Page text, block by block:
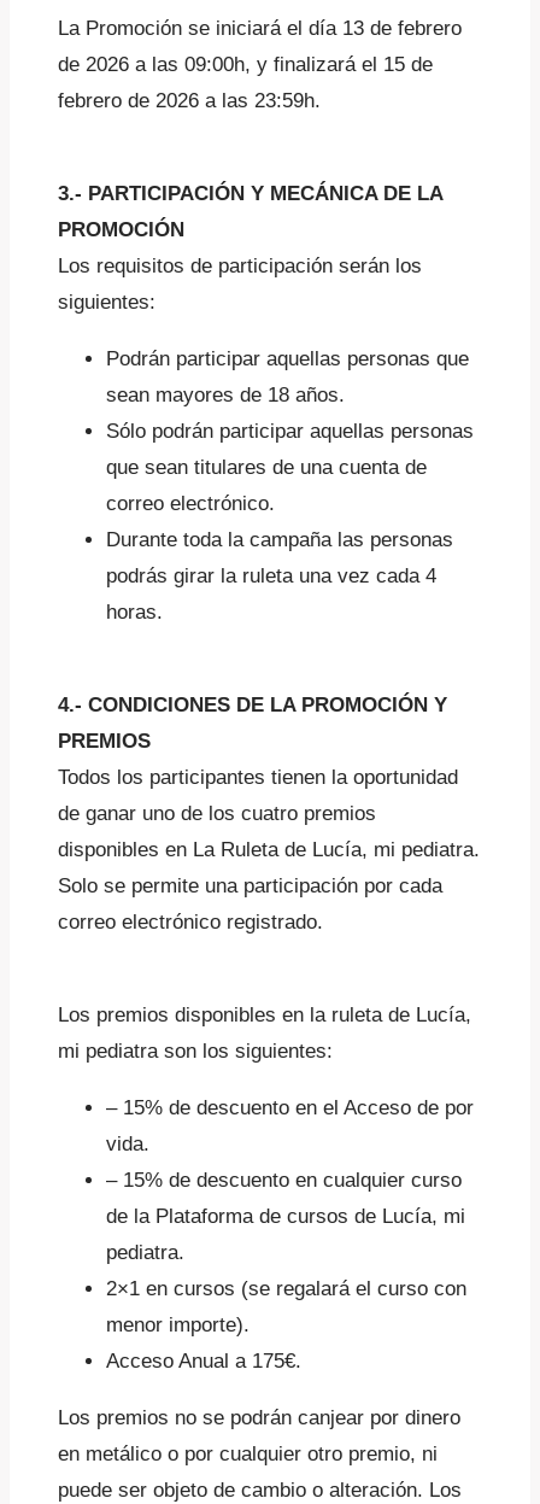
La Promoción se iniciará el día 13 de febrero
de 2026 a las 09:00h, y finalizará el 15 de
febrero de 2026 a las 23:59h.
3.- PARTICIPACIÓN Y MECÁNICA DE LA
PROMOCIÓN
Los requisitos de participación serán los
siguientes:
Podrán participar aquellas personas que
sean mayores de 18 años.
Sólo podrán participar aquellas personas
que sean titulares de una cuenta de
correo electrónico.
Durante toda la campaña las personas
podrás girar la ruleta una vez cada 4
horas.
4.- CONDICIONES DE LA PROMOCIÓN Y
PREMIOS
Todos los participantes tienen la oportunidad
de ganar uno de los cuatro premios
disponibles en La Ruleta de Lucía, mi pediatra.
Solo se permite una participación por cada
correo electrónico registrado.
Los premios disponibles en la ruleta de Lucía,
mi pediatra son los siguientes:
– 15% de descuento en el Acceso de por
vida.
– 15% de descuento en cualquier curso
de la Plataforma de cursos de Lucía, mi
pediatra.
2×1 en cursos (se regalará el curso con
menor importe).
Acceso Anual a 175€.
Los premios no se podrán canjear por dinero
en metálico o por cualquier otro premio, ni
puede ser objeto de cambio o alteración. Los